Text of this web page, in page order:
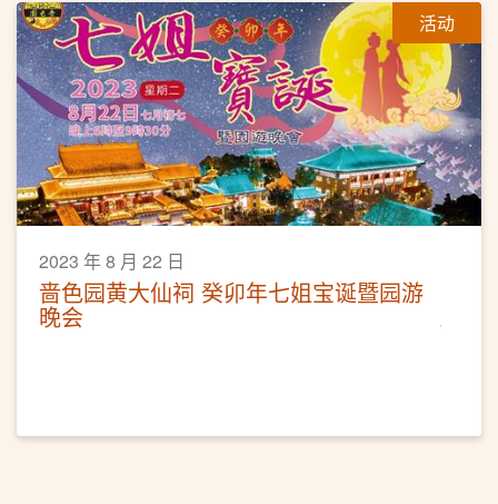
活动
2023 年 8 月 22 日
啬色园黄大仙祠 癸卯年七姐宝诞暨园游
晚会